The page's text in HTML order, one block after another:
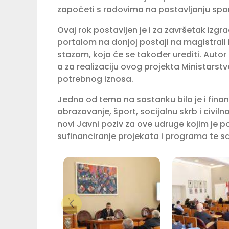
započeti s radovima na postavljanju
Ovaj rok postavljen je i za završetak
portalom na donjoj postaji na
stazom, koja će se također urediti.
a za realizaciju ovog projekta
potrebnog iznosa.
Jedna od tema na sastanku bilo je i
obrazovanje, šport, socijalnu skrb i
novi Javni poziv za ove udruge kojim je
sufinanciranje projekata i programa te